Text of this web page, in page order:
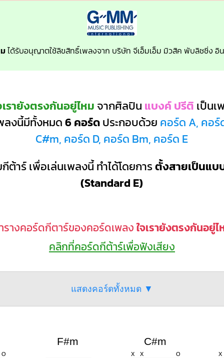
ได้รับอนุญาตใช้ลิขสิทธิ์เพลงจาก บริษัท จีเอ็มเอ็ม มิวสิค พับลิชชิ่ง อิน
รายังตรงกันอยู่ไหม จากศิลปิน แบงค์ ปรีติ เป็นเ
ลงนี้มีทั้งหมด6 คอร์ดประกอบด้วย คอร์ด A, คอ
C#m, คอร์ด D, คอร์ด Bm, คอร์ด E
ต้าร์ เพื่อเล่นเพลงนี้ ทำได้โดยการตั้งสายเป็นแบ
(Standard E)
รางคอร์ดกีตาร์ของคอร์ดเพลงใจเรายังตรงกันอยู่ไ
คลิกที่คอร์ดกีต้าร์เพื่อฟังเสียง
แสดงคอร์ดทั้งหมด ▼
O
F#m C#m
X X O X